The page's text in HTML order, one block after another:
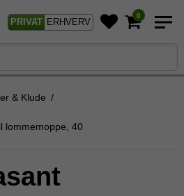
PRIVAT ERHVERV
0
& Klude /
lommemoppe, 40